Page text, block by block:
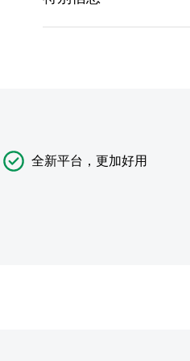
全新平台，更加好用